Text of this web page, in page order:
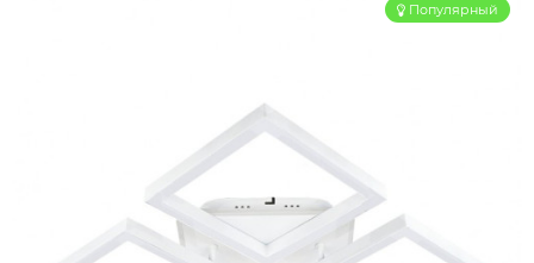
Популярный